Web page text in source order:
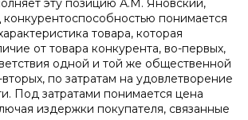
эту позицию А.М. Яновский,
конкурентоспособностью понимается
товара, которая
от товара конкурента, во-первых,
одной и той же общественной
по затратам на удовлетворение
Под затратами понимается цена
издержки покупателя, связанные